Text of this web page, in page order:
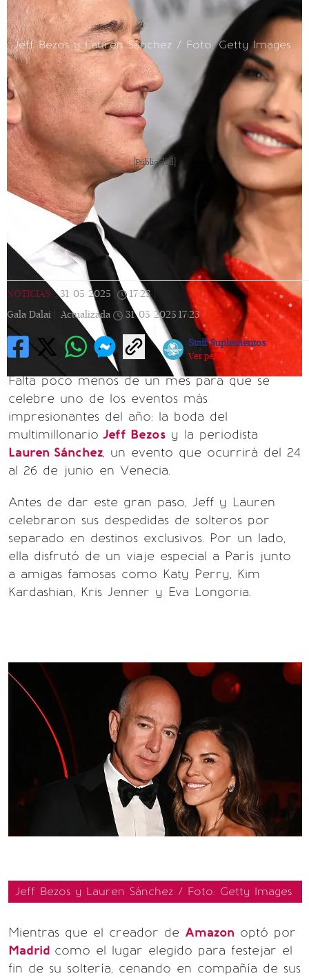
Jeff Bezos y Lauren Sánchez / Foto: Getty Images
[Publicidad]
NOTICIAS | 31/05/2025 17:23
Gala Dalai |
Actualizada 31/05/2025 17:23
Staff Suplementos
Ver perfil
Falta poco menos de un mes para que se
celebre uno de los eventos más
impresionantes del año: la boda del
multimillonario Jeff Bezos y la periodista
Lauren Sánchez, un evento que ocurrirá del 24
al 26 de junio en Venecia.
Antes de dar este gran paso, Jeff y Lauren
celebraron sus despedidas de solteros por
separado en destinos exclusivos. Por un lado,
ella disfrutó de un viaje especial a París junto
a amigas famosas como Katy Perry, Kim
Kardashian, Kris Jenner y Eva Longoria.
Jeff Bezos y Lauren Sánchez / Foto: Getty Images
Mientras que el creador de Amazon optó por
Madrid como el lugar elegido para festejar el
fin de su soltería, cenando en compañía de sus